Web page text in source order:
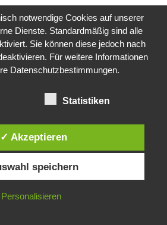
Durch die weitere Nutzung dieser
von Cookies zu.
IN ORDNUNG
notwendige Cookies auf unserer
Dienste. Standardmäßig sind alle
Sie können diese jedoch nach
Für weitere Informationen
Datenschutzbestimmungen.
Statistiken
✓ Akzeptieren
speichern
Personalisieren